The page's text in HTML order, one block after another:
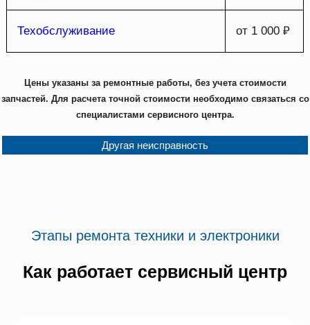
Техобслуживание от 1 000 ₽
Цены указаны за ремонтные работы, без учета стоимости
запчастей. Для расчета точной стоимости необходимо связаться со
специалистами сервисного центра.
Другая неисправность
Этапы ремонта техники и электроники
Как работает сервисный центр